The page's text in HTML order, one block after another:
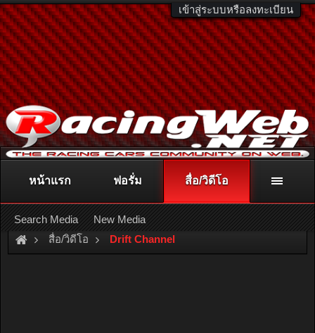
เข้าสู่ระบบหรือลงทะเบียน
ติดต่อลงโฆษณา racingweb@gmail.comหรือโทร. 081-811-1138
หรืออ่านรายละเอียดเพิ่มเติม คลิกที่นี่
สื่อ/วิดีโอ Drift Channel
หน้าแรก ฟอรั่ม สื่อ/วิดีโอ
Search Media New Media